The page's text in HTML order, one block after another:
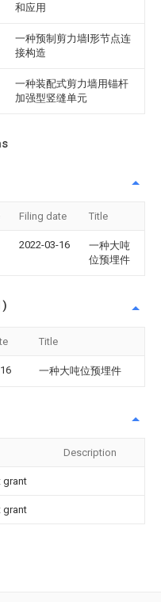
和应用
一种预制剪力墙l形节点连
接构造
一种装配式剪力墙用锚杆
加强型竖缝单元
Filing date Title
2022-03-16
一种大吨
位预埋件
Title
一种大吨位预埋件
Description
grant
grant